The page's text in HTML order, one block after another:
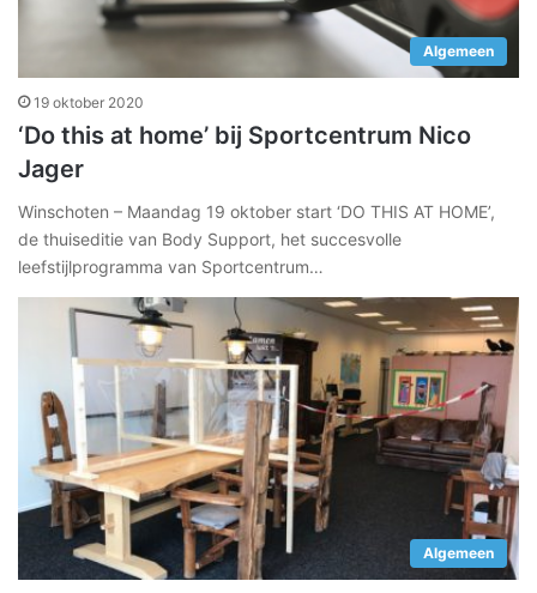
Algemeen
19 oktober 2020
‘Do this at home’ bij Sportcentrum Nico
Jager
Winschoten – Maandag 19 oktober start ‘DO THIS AT HOME’,
de thuiseditie van Body Support, het succesvolle
leefstijlprogramma van Sportcentrum…
Algemeen